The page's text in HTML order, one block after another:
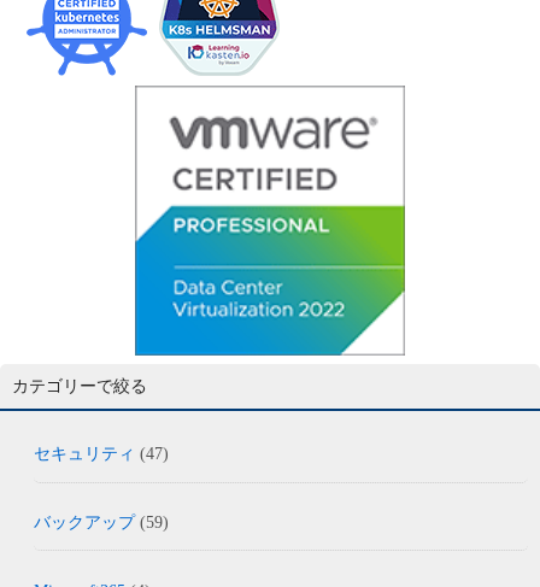
カテゴリーで絞る
セキュリティ (47)
バックアップ(59)